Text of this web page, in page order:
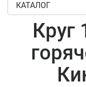
КАТАЛОГ
Круг